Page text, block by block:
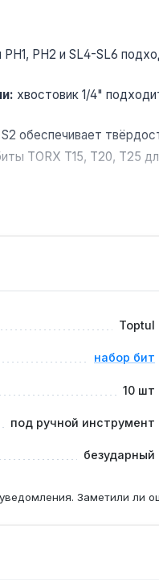
PH1, PH2 и SL4-SL6
хвостовик 1/4"
обеспечивает
TORX T15, T20, T25
1 год, доставка по
инструментом
Toptul
набор бит
10 шт
под ручной инструмент
безударный
Заметили